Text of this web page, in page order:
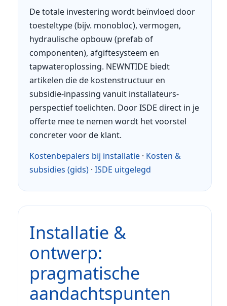
De totale investering wordt beïnvloed door
toesteltype (bijv. monobloc), vermogen,
hydraulische opbouw (prefab of
componenten), afgiftesysteem en
tapwateroplossing. NEWNTIDE biedt
artikelen die de kostenstructuur en
subsidie-inpassing vanuit installateurs-
perspectief toelichten. Door ISDE direct in je
offerte mee te nemen wordt het voorstel
concreter voor de klant.
Kostenbepalers bij installatie · Kosten &
subsidies (gids) · ISDE uitgelegd
Installatie &
ontwerp:
pragmatische
aandachtspunten